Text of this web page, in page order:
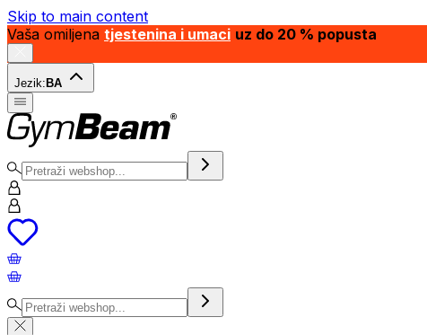
Skip to main content
Vaša omiljena tjestenina i umaci uz do 20 % popusta
Jezik: BA